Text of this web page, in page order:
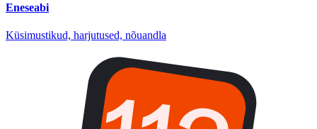
Eneseabi
Küsimustikud, harjutused, nõuandla